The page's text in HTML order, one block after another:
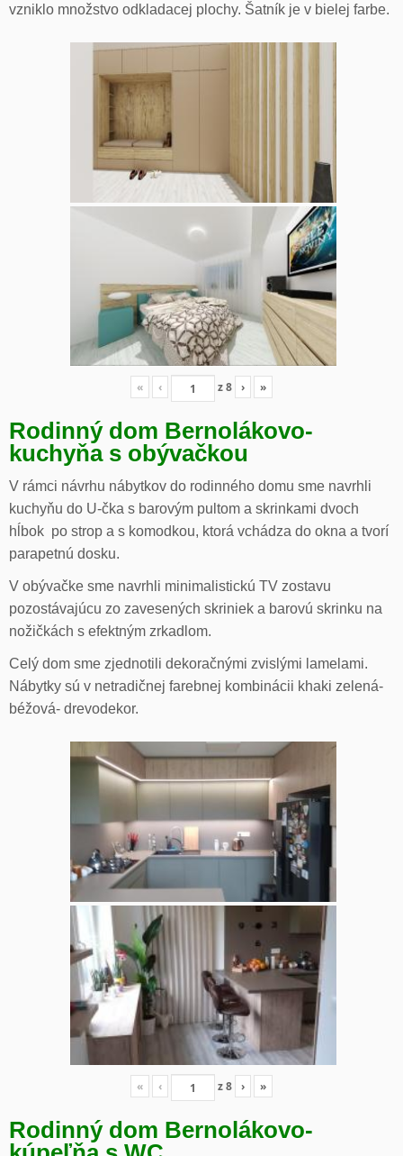
vzniklo množstvo odkladacej plochy. Šatník je v bielej farbe.
« ‹ z8 › »
Rodinný dom Bernolákovo-
kuchyňa s obývačkou
V rámci návrhu nábytkov do rodinného domu sme navrhli
kuchyňu do U-čka s barovým pultom a skrinkami dvoch
hĺbok po strop a s komodkou, ktorá vchádza do okna a tvorí
parapetnú dosku.
V obývačke sme navrhli minimalistickú TV zostavu
pozostávajúcu zo zavesených skriniek a barovú skrinku na
nožičkách s efektným zrkadlom.
Celý dom sme zjednotili dekoračnými zvislými lamelami.
Nábytky sú v netradičnej farebnej kombinácii khaki zelená-
béžová- drevodekor.
« ‹ z8 › »
Rodinný dom Bernolákovo-